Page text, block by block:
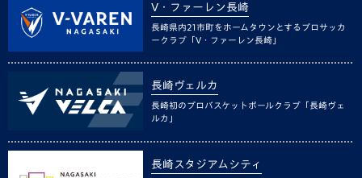
V・ファーレン長崎
長崎県内21市町をホームタウンとするプロサッカ
ークラブ「V・ファーレン長崎」
長崎ヴェルカ
長崎初のプロバスケットボールクラブ「長崎ヴェ
ルカ」
長崎スタジアムシティ